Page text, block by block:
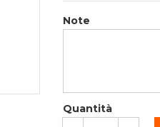
Note
Quantità